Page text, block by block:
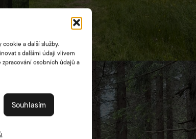
a další služby.
s dalšími údaji vlivem
osobních údajů a
Souhlasím